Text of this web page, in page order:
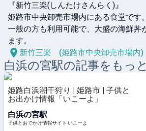
『新竹三楽(しんたけさんらく)』
姫路市中央卸売市場内にある食堂です。
一般の方も利用可能で、大盛の海鮮丼
ます。
新竹三楽 (姫路市中央卸売市場内)
白浜の宮駅の記事をもっ
姫路白浜潮干狩り | 姫路市 | 子供と
お出かけ情報「いこーよ」
白浜の宮駅
子供とおでかけ情報サイト いこーよ